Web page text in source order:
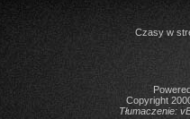
Czasy w
Copyright
Tłumaczenie: